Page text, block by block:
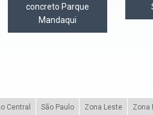
concreto Parque
Mandaqui
Central São Paulo Zona Leste Zona